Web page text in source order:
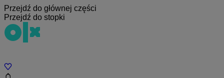
Przejdź do głównej części
Przejdź do stopki